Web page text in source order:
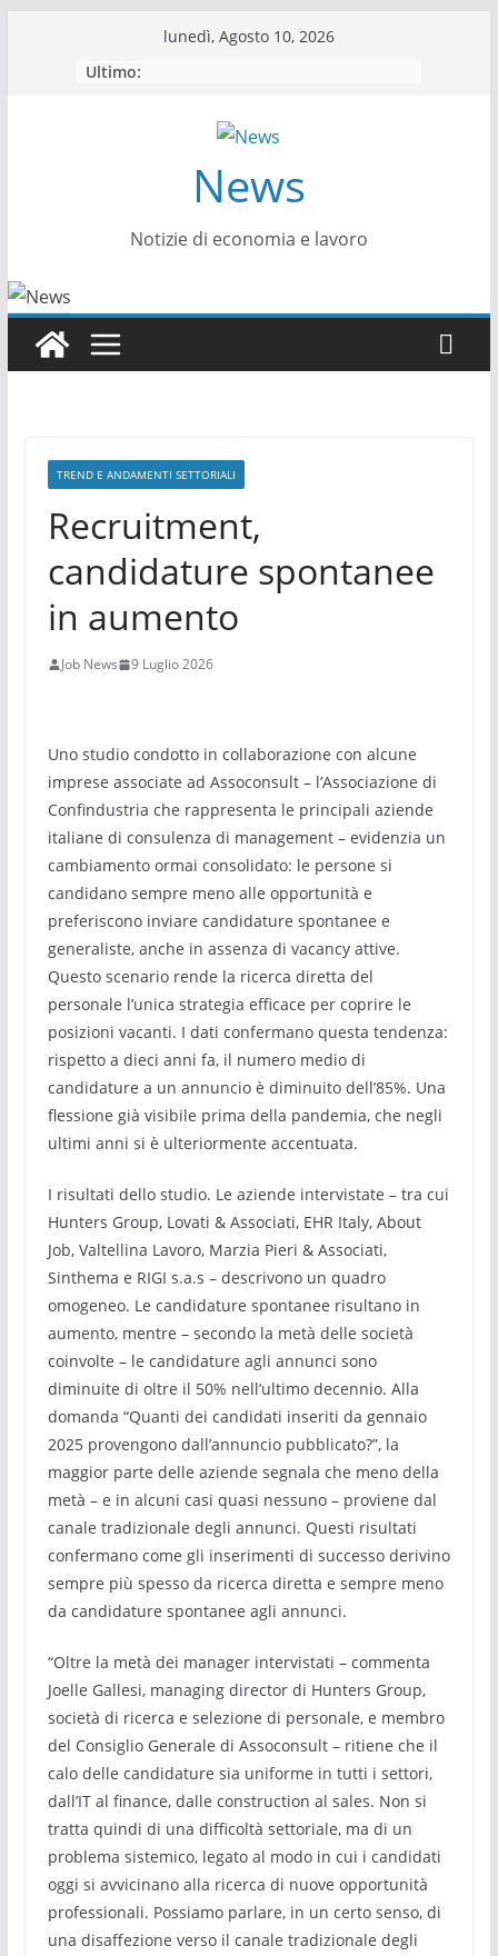
lunedì, Agosto 10, 2026
Ultimo:
News
Notizie di economia e lavoro
TREND E ANDAMENTI SETTORIALI
Recruitment,
candidature spontanee
in aumento
Job News 9 Luglio 2026
Uno studio condotto in collaborazione con alcune
imprese associate ad Assoconsult – l’Associazione di
Confindustria che rappresenta le principali aziende
italiane di consulenza di management – evidenzia un
cambiamento ormai consolidato: le persone si
candidano sempre meno alle opportunità e
preferiscono inviare candidature spontanee e
generaliste, anche in assenza di vacancy attive.
Questo scenario rende la ricerca diretta del
personale l’unica strategia efficace per coprire le
posizioni vacanti. I dati confermano questa tendenza:
rispetto a dieci anni fa, il numero medio di
candidature a un annuncio è diminuito dell’85%. Una
flessione già visibile prima della pandemia, che negli
ultimi anni si è ulteriormente accentuata.
I risultati dello studio. Le aziende intervistate – tra cui
Hunters Group, Lovati & Associati, EHR Italy, About
Job, Valtellina Lavoro, Marzia Pieri & Associati,
Sinthema e RIGI s.a.s – descrivono un quadro
omogeneo. Le candidature spontanee risultano in
aumento, mentre – secondo la metà delle società
coinvolte – le candidature agli annunci sono
diminuite di oltre il 50% nell’ultimo decennio. Alla
domanda “Quanti dei candidati inseriti da gennaio
2025 provengono dall’annuncio pubblicato?”, la
maggior parte delle aziende segnala che meno della
metà – e in alcuni casi quasi nessuno – proviene dal
canale tradizionale degli annunci. Questi risultati
confermano come gli inserimenti di successo derivino
sempre più spesso da ricerca diretta e sempre meno
da candidature spontanee agli annunci.
“Oltre la metà dei manager intervistati – commenta
Joelle Gallesi, managing director di Hunters Group,
società di ricerca e selezione di personale, e membro
del Consiglio Generale di Assoconsult – ritiene che il
calo delle candidature sia uniforme in tutti i settori,
dall’IT al finance, dalle construction al sales. Non si
tratta quindi di una difficoltà settoriale, ma di un
problema sistemico, legato al modo in cui i candidati
oggi si avvicinano alla ricerca di nuove opportunità
professionali. Possiamo parlare, in un certo senso, di
una disaffezione verso il canale tradizionale degli